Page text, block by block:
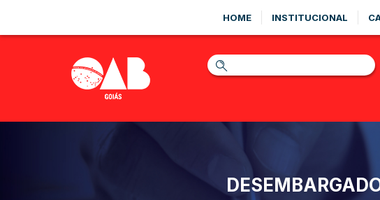
HOME INSTITUCIONAL